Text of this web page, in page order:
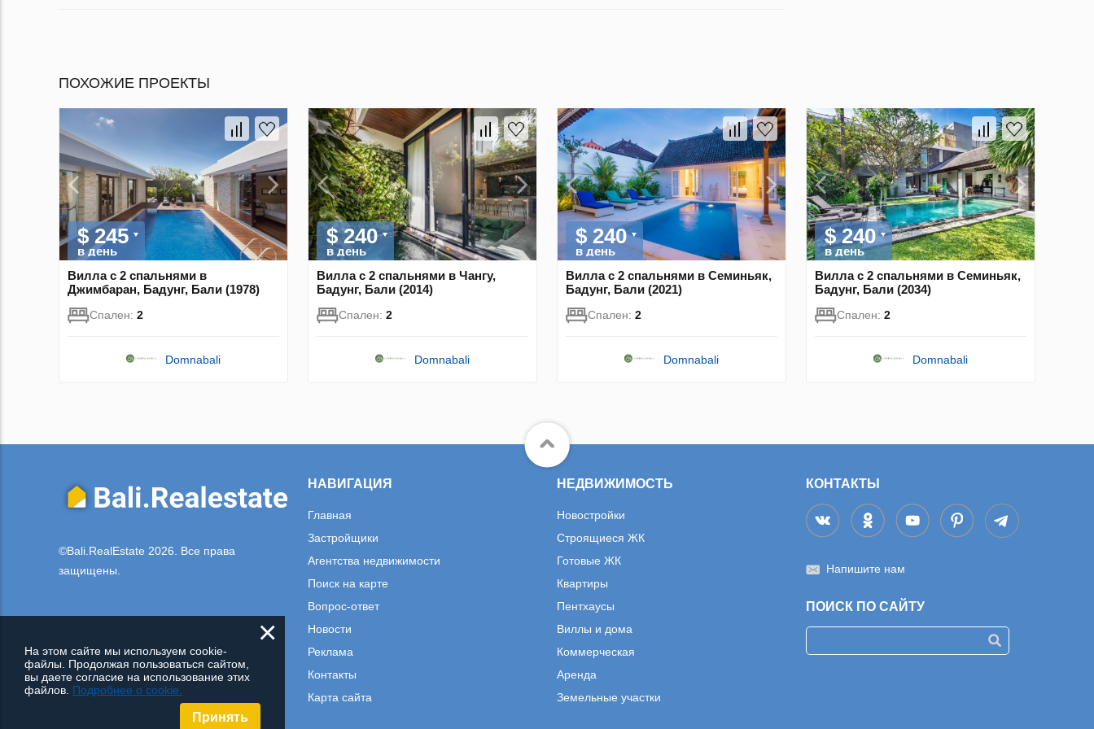
ПОХОЖИЕ ПРОЕКТЫ
$ 245
в день
Вилла с 2 спальнями в
Джимбаран, Бадунг, Бали (1978)
Спален: 2
Domnabali
$ 240
в день
Вилла с 2 спальнями в Чангу,
Бадунг, Бали (2014)
Спален: 2
Domnabali
$ 240
в день
Вилла с 2 спальнями в Семиньяк,
Бадунг, Бали (2021)
Спален: 2
Domnabali
$ 240
в день
Вилла с 2 спальнями в Семиньяк,
Бадунг, Бали (2034)
Спален: 2
Domnabali
©Bali.RealEstate 2026. Все права
защищены.
НАВИГАЦИЯ
Главная
Застройщики
Агентства недвижимости
Поиск на карте
Вопрос-ответ
Новости
Реклама
Контакты
Карта сайта
НЕДВИЖИМОСТЬ
Новостройки
Строящиеся ЖК
Готовые ЖК
Квартиры
Пентхаусы
Виллы и дома
Коммерческая
Аренда
Земельные участки
КОНТАКТЫ
Напишите нам
ПОИСК ПО САЙТУ
×
На этом сайте мы используем cookie-
файлы. Продолжая пользоваться сайтом,
вы даете согласие на использование этих
файлов. Подробнее о cookie.
Принять